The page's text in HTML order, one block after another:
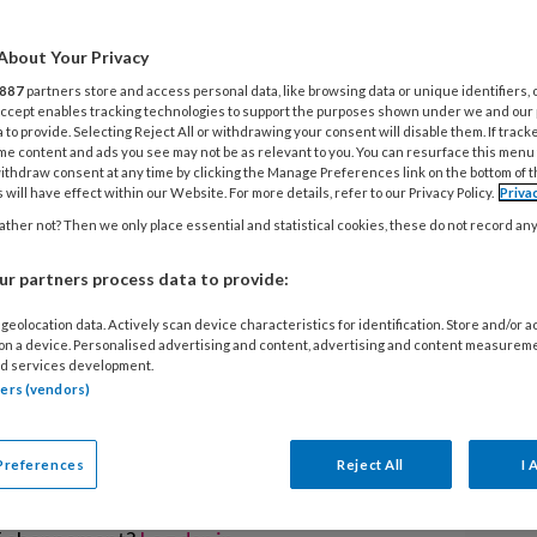
de kinderopvang moet de groep
dit voor het doorbetalen van
er vanwege quarantaine geen
Moeten zij die wel of niet
lezen?
lees 2 artikelen gratis per maand
Your Privacy
887 partners store and access personal data, like browsing data or unique identifiers,
enables tracking technologies to support the purposes shown under we and
to provide. Selecting Reject All or withdrawing your consent will disable them. If
content and ads you see may not be as relevant to you. You can resurface this
consent at any time by clicking the Manage Preferences link on the bottom of
will have effect within our Website. For more details, refer to our Privacy Policy.
not? Then we only place essential and statistical cookies, these do not record
partners process data to provide:
data. Actively scan device characteristics for identification. Store and/or
a device. Personalised advertising and content, advertising and content
services development.
(vendors)
Reject All I